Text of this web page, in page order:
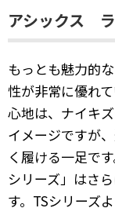
アシックス
もっとも魅力的
性が非常に優れ
心地は、ナイキ
イメージですが
く履ける一足で
シリーズ」はさ
す。TSシリーズ